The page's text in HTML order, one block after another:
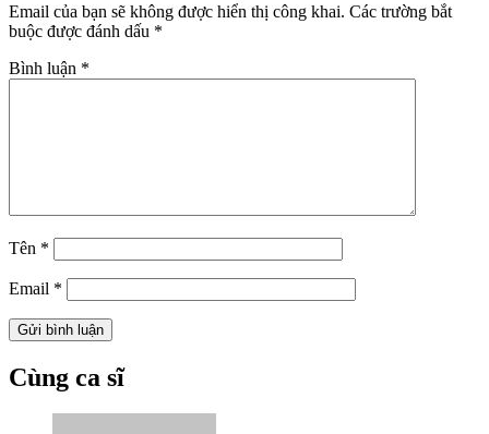
Email của bạn sẽ không được hiển thị công khai. Các trường bắt
buộc được đánh dấu *
Bình luận *
Tên *
Email *
Cùng ca sĩ